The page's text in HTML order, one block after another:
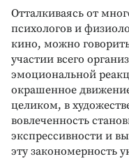
Отталкиваясь от
психологов и
кино, можно
участии всего
эмоциональной
окрашенное
целиком, в
вовлеченность
экспрессивности и
эту закономерность